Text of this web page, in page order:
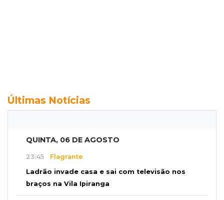
Últimas Notícias
QUINTA, 06 DE AGOSTO
23:45 Flagrante
Ladrão invade casa e sai com televisão nos
braços na Vila Ipiranga